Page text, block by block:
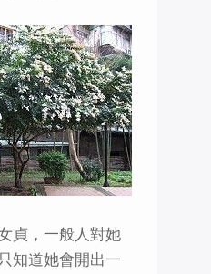
貞，一般人對她
知道她會開出一